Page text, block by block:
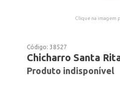
Clique na imagem
Código:38527
Chicharro Santa
Produto indisponível